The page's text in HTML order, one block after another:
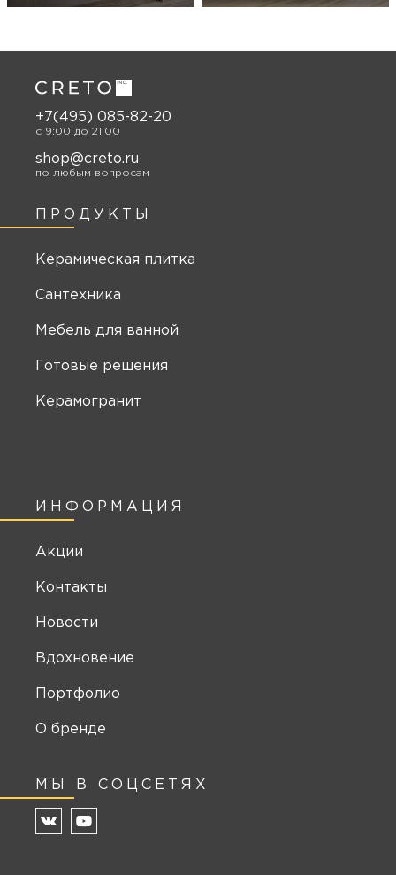
ИНФОРМАЦИЯ
Акции
Контакты
Новости
Вдохновение
Портфолио
О бренде
МЫ В СОЦСЕТЯХ
ПРОДУКТЫ
Керамическая плитка
Сантехника
Мебель для ванной
Готовые решения
Керамогранит
+7(495) 085-82-20
c 9:00 до 21:00
shop@creto.ru
по любым вопросам